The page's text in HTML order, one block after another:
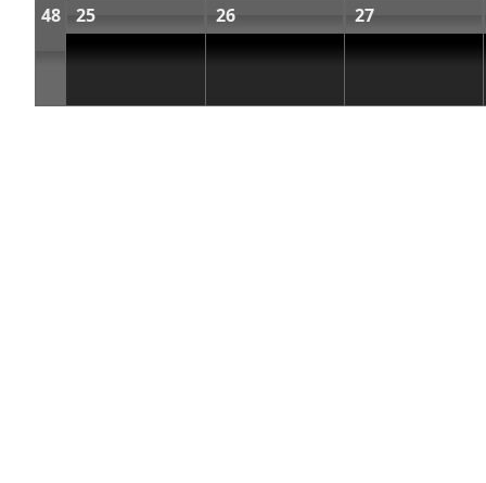
48 25 26 27